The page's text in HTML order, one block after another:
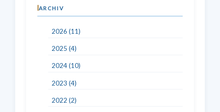
ARCHIV
2026 (11)
2025 (4)
2024 (10)
2023 (4)
2022 (2)